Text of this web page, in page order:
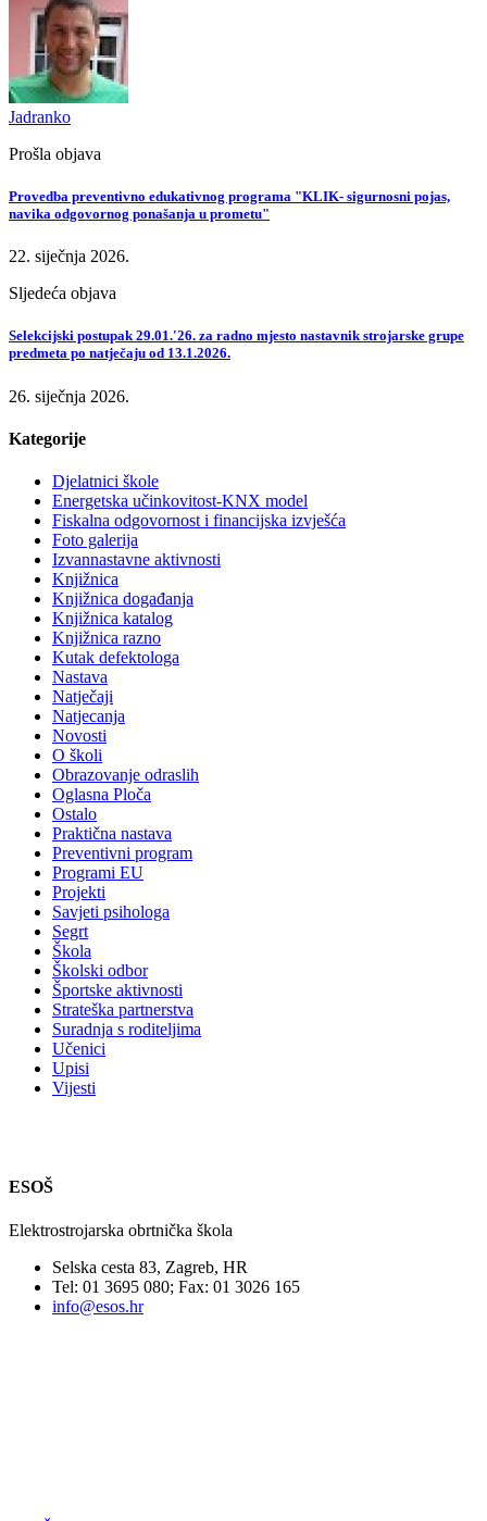
Jadranko
Prošla objava
Provedba preventivno edukativnog programa "KLIK- sigurnosni pojas,
navika odgovornog ponašanja u prometu"
22. siječnja 2026.
Sljedeća objava
Selekcijski postupak 29.01.'26. za radno mjesto nastavnik strojarske grupe
predmeta po natječaju od 13.1.2026.
26. siječnja 2026.
Kategorije
Djelatnici škole
Energetska učinkovitost-KNX model
Fiskalna odgovornost i financijska izvješća
Foto galerija
Izvannastavne aktivnosti
Knjižnica
Knjižnica događanja
Knjižnica katalog
Knjižnica razno
Kutak defektologa
Nastava
Natječaji
Natjecanja
Novosti
O školi
Obrazovanje odraslih
Oglasna Ploča
Ostalo
Praktična nastava
Preventivni program
Programi EU
Projekti
Savjeti psihologa
Segrt
Škola
Školski odbor
Športske aktivnosti
Strateška partnerstva
Suradnja s roditeljima
Učenici
Upisi
Vijesti
ESOŠ
Elektrostrojarska obrtnička škola
Selska cesta 83, Zagreb, HR
Tel: 01 3695 080; Fax: 01 3026 165
info@esos.hr